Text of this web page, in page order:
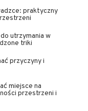
praktyczny
utrzymania w
triki
przyczyny i
miejsce na
przestrzeni i